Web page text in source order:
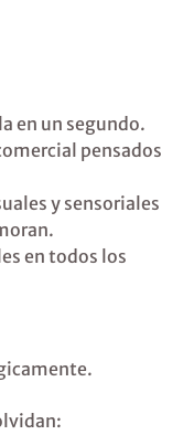
en un segundo.
pensados
y sensoriales
en todos los